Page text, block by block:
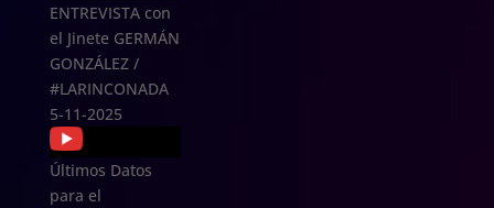
ENTREVISTA con
el Jinete GERMÁN
GONZÁLEZ /
#LARINCONADA
5-11-2025
Últimos Datos
para el